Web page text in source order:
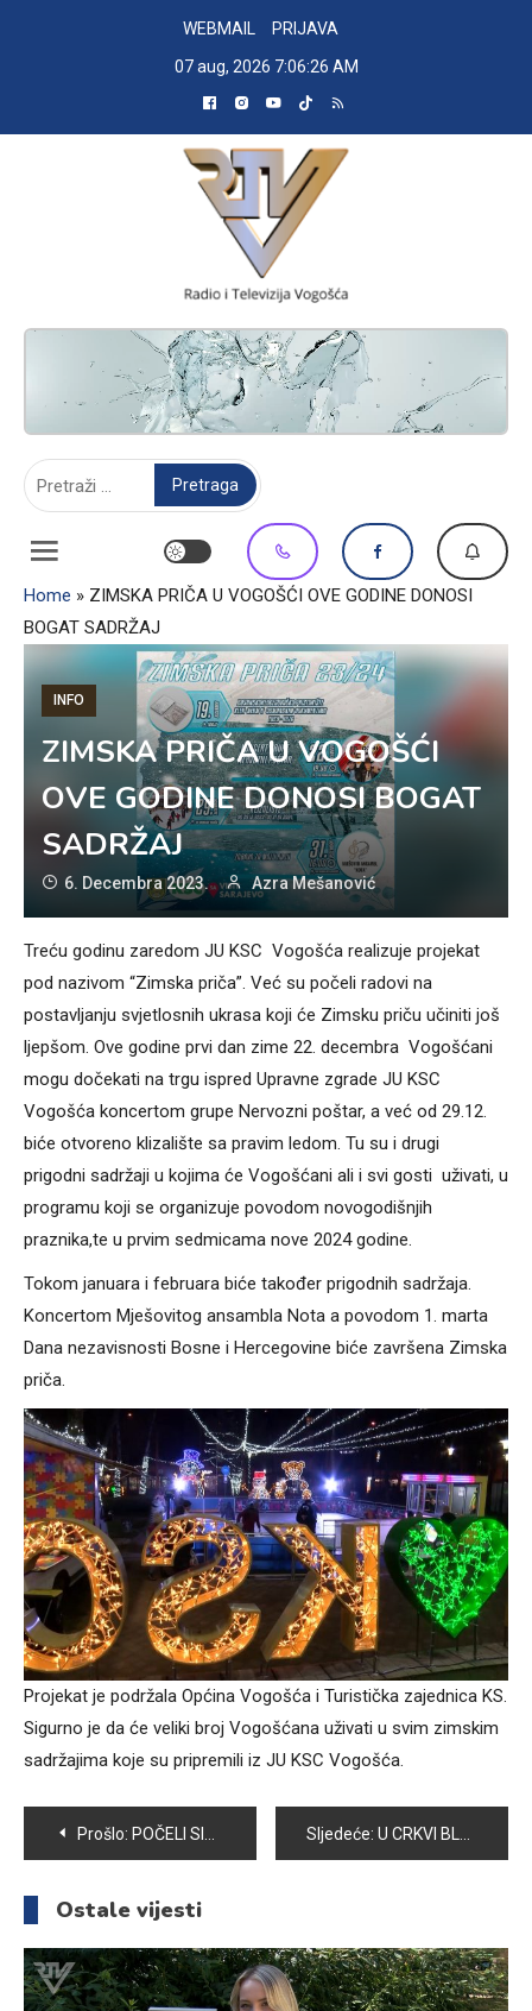
WEBMAIL
PRIJAVA
07 aug, 2026 7:06:27 AM
RADIO TELEVIZIJA VOGOŠĆA
Home » ZIMSKA PRIČA U VOGOŠĆI OVE GODINE DONOSI
BOGAT SADRŽAJ
INFO
ZIMSKA PRIČA U VOGOŠĆI
OVE GODINE DONOSI BOGAT
SADRŽAJ
6. Decembra 2023. Azra Mešanović
Treću godinu zaredom JU KSC Vogošća realizuje projekat
pod nazivom “Zimska priča”. Već su počeli radovi na
postavljanju svjetlosnih ukrasa koji će Zimsku priču učiniti još
ljepšom. Ove godine prvi dan zime 22. decembra Vogošćani
mogu dočekati na trgu ispred Upravne zgrade JU KSC
Vogošća koncertom grupe Nervozni poštar, a već od 29.12.
biće otvoreno klizalište sa pravim ledom. Tu su i drugi
prigodni sadržaji u kojima će Vogošćani ali i svi gosti uživati, u
programu koji se organizuje povodom novogodišnjih
praznika,te u prvim sedmicama nove 2024 godine.
Tokom januara i februara biće također prigodnih sadržaja.
Koncertom Mješovitog ansambla Nota a povodom 1. marta
Dana nezavisnosti Bosne i Hercegovine biće završena Zimska
priča.
Projekat je podržala Općina Vogošća i Turistička zajednica KS.
Sigurno je da će veliki broj Vogošćana uživati u svim zimskim
sadržajima koje su pripremili iz JU KSC Vogošća.
Navigacija
članaka
Prošlo: POČELI SISTEMATSKI PREGLEDI ZA BUDUĆE PRVAČIĆE Sljedeće: U CRKVI BLAŽENE MAJKE TEREZIJE OBILJEŽEN BLAGDAN SVETOG NIKOLE
Ostale vijesti